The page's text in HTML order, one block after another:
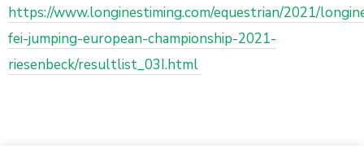
https://www.longinestiming.com/equestrian/2021/
fei-jumping-european-championship-2021-
riesenbeck/resultlist_03I.html